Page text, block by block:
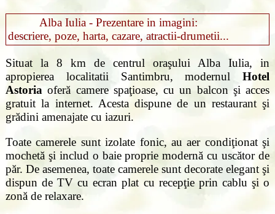
Alba Iulia - Prezentare in imagini:
descriere, poze, harta, cazare, atractii-drumetii...
Situat la 8 km de centrul oraşului Alba Iulia, in
apropierea localitatii Santimbru, modernul Hotel
Astoria oferă camere spaţioase, cu un balcon şi acces
gratuit la internet. Acesta dispune de un restaurant şi
grădini amenajate cu iazuri.
Toate camerele sunt izolate fonic, au aer condiţionat şi
mochetă şi includ o baie proprie modernă cu uscător de
păr. De asemenea, toate camerele sunt decorate elegant şi
dispun de TV cu ecran plat cu recepţie prin cablu şi o
zonă de relaxare.